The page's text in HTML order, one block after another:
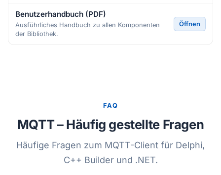
Benutzerhandbuch (PDF)
Ausführliches Handbuch zu allen Komponenten
der Bibliothek.
Öffnen
FAQ
MQTT – Häufig gestellte Fragen
Häufige Fragen zum MQTT-Client für Delphi,
C++ Builder und .NET.